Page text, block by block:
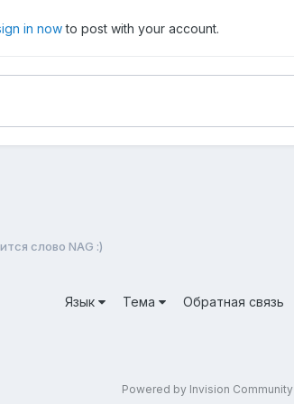
in nowto post with your account.
слово NAG :)
Язык Тема Обратная связь
Powered by Invision Community